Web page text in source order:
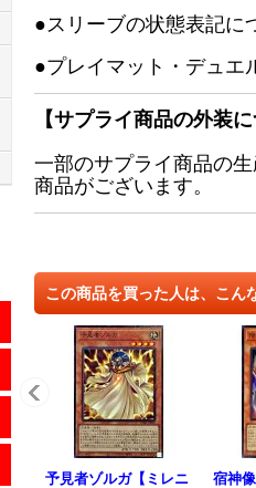
●スリーブの状態表記に
●プレイマット・デュエ
【サプライ商品の外装に
一部のサプライ商品の
商品がございます。
この商品を買った人は、こん
予見者ゾルガ【ミレニ
宿神